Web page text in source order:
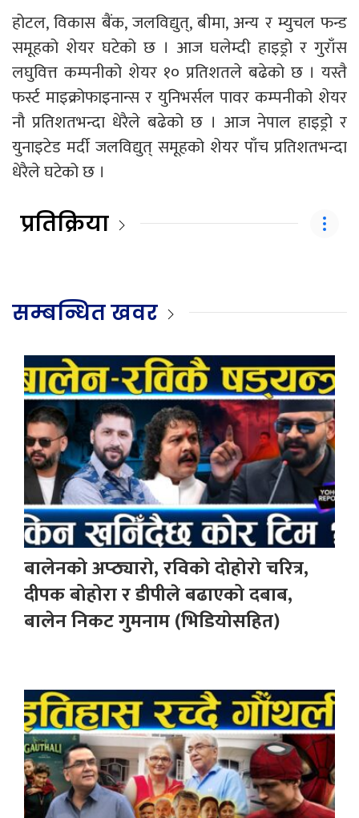
होटल, विकास बैंक, जलविद्युत्, बीमा, अन्य र म्युचल फन्ड
समूहको शेयर घटेको छ । आज घलेम्दी हाइड्रो र गुराँस
लघुवित्त कम्पनीको शेयर १० प्रतिशतले बढेको छ । यस्तै
फर्स्ट माइक्रोफाइनान्स र युनिभर्सल पावर कम्पनीको शेयर
नौ प्रतिशतभन्दा धेरैले बढेको छ । आज नेपाल हाइड्रो र
युनाइटेड मर्दी जलविद्युत् समूहको शेयर पाँच प्रतिशतभन्दा
धेरैले घटेको छ ।
प्रतिक्रिया
सम्बन्धित खवर
बालेनको अप्ठ्यारो, रविको दोहोरो चरित्र,
दीपक बोहोरा र डीपीले बढाएको दबाब,
बालेन निकट गुमनाम (भिडियोसहित)